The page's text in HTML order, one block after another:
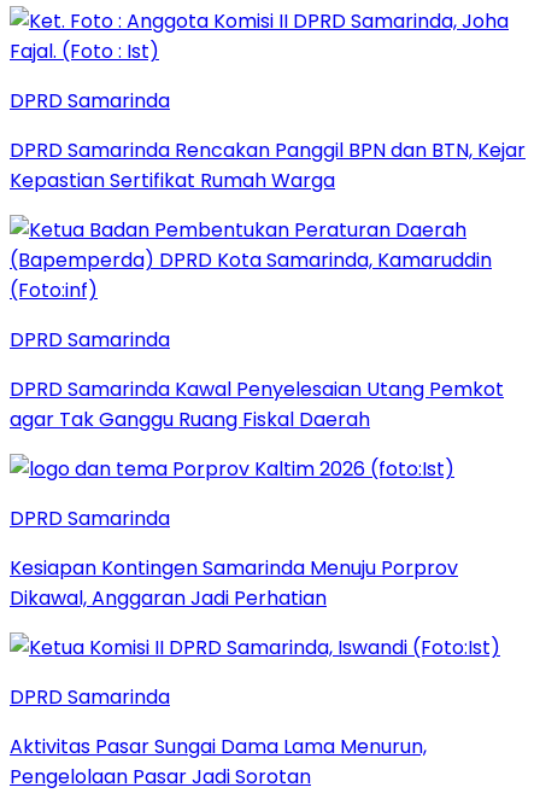
DPRD Samarinda
DPRD Samarinda Rencakan Panggil BPN dan BTN, Kejar
Kepastian Sertifikat Rumah Warga
DPRD Samarinda
DPRD Samarinda Kawal Penyelesaian Utang Pemkot
agar Tak Ganggu Ruang Fiskal Daerah
DPRD Samarinda
Kesiapan Kontingen Samarinda Menuju Porprov
Dikawal, Anggaran Jadi Perhatian
DPRD Samarinda
Aktivitas Pasar Sungai Dama Lama Menurun,
Pengelolaan Pasar Jadi Sorotan